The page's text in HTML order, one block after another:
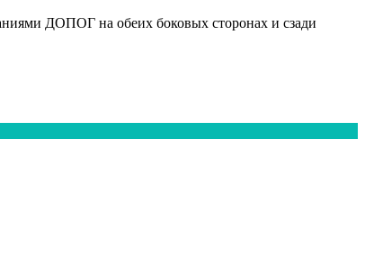
ДОПОГ на обеих боковых сторонах и сзади